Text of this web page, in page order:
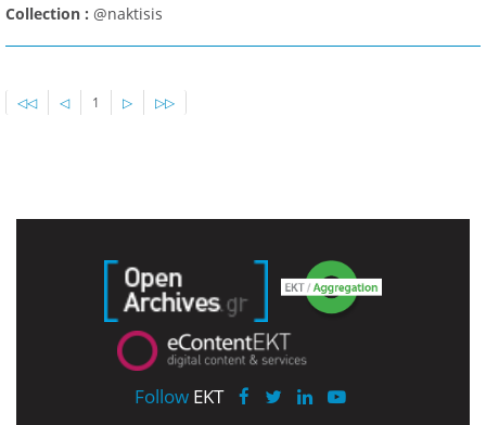
Collection : @naktisis
◁◁ ◁ 1 ▷ ▷▷
Follow EKT